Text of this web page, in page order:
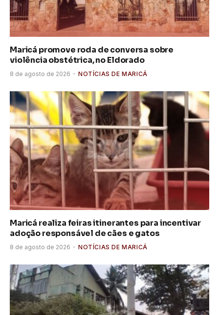
Maricá promove roda de conversa sobre
violência obstétrica, no Eldorado
8 de agosto de 2026 NOTÍCIAS DE MARICÁ
Maricá realiza feiras itinerantes para incentivar
adoção responsável de cães e gatos
8 de agosto de 2026 NOTÍCIAS DE MARICÁ